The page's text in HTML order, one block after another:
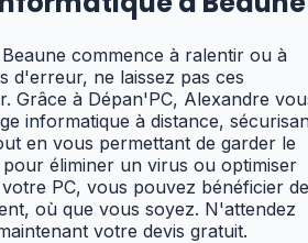
commence à ralentir ou à
d'erreur, ne laissez pas ces
Grâce à Dépan'PC, Alexandre
informatique à distance,
en vous permettant de garder le
éliminer un virus ou optimiser
PC, vous pouvez bénéficier de
où que vous soyez. N'attendez
votre devis gratuit.